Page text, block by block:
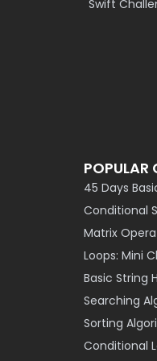
Swift
POPULAR
45 Days
Conditional
Matrix
Loops: Mini
Basic String
Searching
Sorting
Conditional